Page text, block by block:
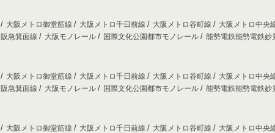
大阪メトロ御堂筋線 大阪メトロ千日前線 大阪メトロ谷町線 大阪メトロ中央
阪急箕面線 大阪モノレール 国際文化公園都市モノレール 能勢電鉄能勢電鉄妙
大阪メトロ御堂筋線 大阪メトロ千日前線 大阪メトロ谷町線 大阪メトロ中央
阪急箕面線 大阪モノレール 国際文化公園都市モノレール 能勢電鉄能勢電鉄妙
大阪メトロ御堂筋線 大阪メトロ千日前線 大阪メトロ谷町線 大阪メトロ中央